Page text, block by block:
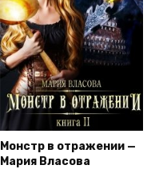
Монстр в отражении —
Мария Власова